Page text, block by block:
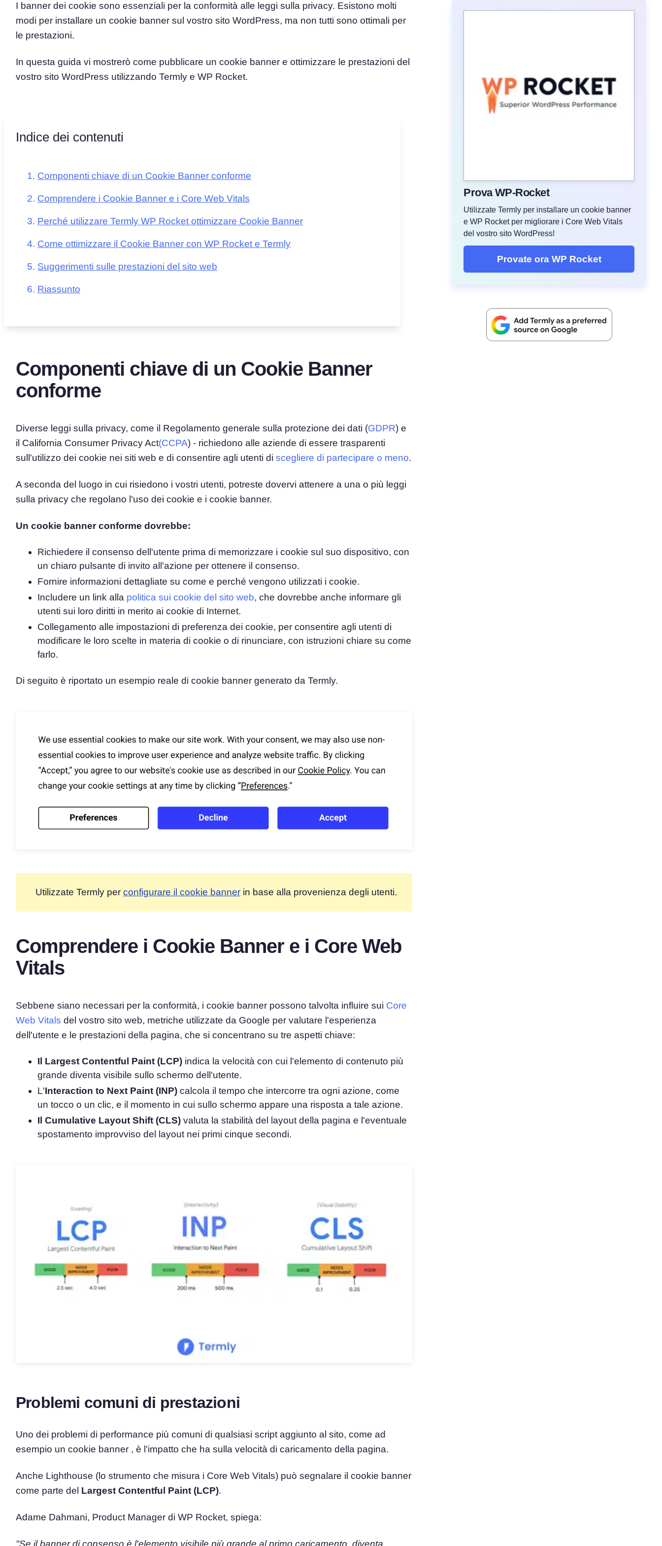
Piattaforma di Gestione del
Scanner dei Cookie
Scansiona e classifica i tuoi cookie
Generatore di banner per cookie
Crea un banner per i cookie conforme
I banner dei cookie sono essenziali per la conformità alle leggi sulla privacy. Esistono molti
modi per installare un cookie banner sul vostro sito WordPress, ma non tutti sono ottimali per
le prestazioni.
In questa guida vi mostrerò come pubblicare un cookie banner e ottimizzare le prestazioni del
vostro sito WordPress utilizzando Termly e WP Rocket.
Indice dei contenuti
Componenti chiave di un Cookie Banner conforme
Comprendere i Cookie Banner e i Core Web Vitals
Perché utilizzare Termly WP Rocket ottimizzare Cookie Banner
Come ottimizzare il Cookie Banner con WP Rocket e Termly
Suggerimenti sulle prestazioni del sito web
Riassunto
Componenti chiave di un Cookie Banner
conforme
Diverse leggi sulla privacy, come il Regolamento generale sulla protezione dei dati (GDPR) e
il California Consumer Privacy Act(CCPA) - richiedono alle aziende di essere trasparenti
sull'utilizzo dei cookie nei siti web e di consentire agli utenti di scegliere di partecipare o meno.
A seconda del luogo in cui risiedono i vostri utenti, potreste dovervi attenere a una o più leggi
sulla privacy che regolano l'uso dei cookie e i cookie banner.
Un cookie banner conforme dovrebbe:
Richiedere il consenso dell'utente prima di memorizzare i cookie sul suo dispositivo, con
un chiaro pulsante di invito all'azione per ottenere il consenso.
Fornire informazioni dettagliate su come e perché vengono utilizzati i cookie.
Includere un link alla politica sui cookie del sito web, che dovrebbe anche informare gli
utenti sui loro diritti in merito ai cookie di Internet.
Collegamento alle impostazioni di preferenza dei cookie, per consentire agli utenti di
modificare le loro scelte in materia di cookie o di rinunciare, con istruzioni chiare su come
farlo.
Di seguito è riportato un esempio reale di cookie banner generato da Termly.
Utilizzate Termly per configurare il cookie banner in base alla provenienza degli utenti.
Comprendere i Cookie Banner e i Core Web
Vitals
Sebbene siano necessari per la conformità, i cookie banner possono talvolta influire sui Core
Web Vitals del vostro sito web, metriche utilizzate da Google per valutare l'esperienza
dell'utente e le prestazioni della pagina, che si concentrano su tre aspetti chiave:
Il Largest Contentful Paint (LCP) indica la velocità con cui l'elemento di contenuto più
grande diventa visibile sullo schermo dell'utente.
L'Interaction to Next Paint (INP) calcola il tempo che intercorre tra ogni azione, come
un tocco o un clic, e il momento in cui sullo schermo appare una risposta a tale azione.
Il Cumulative Layout Shift (CLS) valuta la stabilità del layout della pagina e l'eventuale
spostamento improvviso del layout nei primi cinque secondi.
Problemi comuni di prestazioni
Uno dei problemi di performance più comuni di qualsiasi script aggiunto al sito, come ad
esempio un cookie banner , è l'impatto che ha sulla velocità di caricamento della pagina.
Anche Lighthouse (lo strumento che misura i Core Web Vitals) può segnalare il cookie banner
come parte del Largest Contentful Paint (LCP).
Adame Dahmani, Product Manager di WP Rocket, spiega:
"Se il banner di consenso è l'elemento visibile più grande al primo caricamento, diventa
Prova WP-Rocket
Utilizzate Termly per installare un cookie banner
e WP Rocket per migliorare i Core Web Vitals
del vostro sito WordPress!
Provate ora WP Rocket